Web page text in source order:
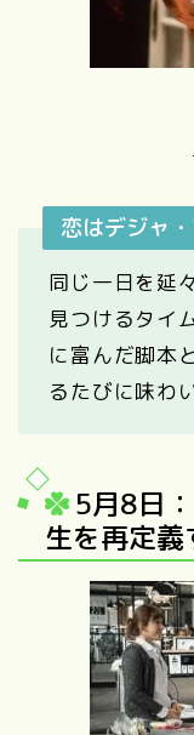
恋はデジャ
同じ一日を延
見つけるタイ
に富んだ脚本
るたびに味わ
5月8日
生を再定義